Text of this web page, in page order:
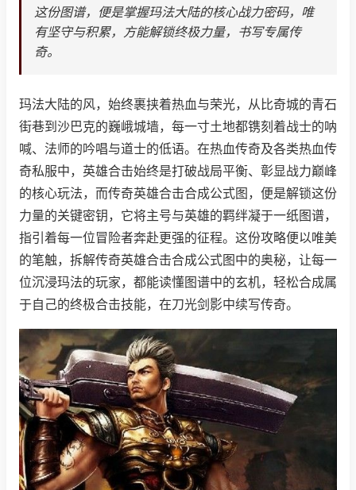
这份图谱，便是掌握玛法大陆的核心战力密码，唯
有坚守与积累，方能解锁终极力量，书写专属传
奇。
玛法大陆的风，始终裹挟着热血与荣光，从比奇城的青石
街巷到沙巴克的巍峨城墙，每一寸土地都镌刻着战士的呐
喊、法师的吟唱与道士的低语。在热血传奇及各类热血传
奇私服中，英雄合击始终是打破战局平衡、彰显战力巅峰
的核心玩法，而传奇英雄合击合成公式图，便是解锁这份
力量的关键密钥，它将主号与英雄的羁绊凝于一纸图谱，
指引着每一位冒险者奔赴更强的征程。这份攻略便以唯美
的笔触，拆解传奇英雄合击合成公式图中的奥秘，让每一
位沉浸玛法的玩家，都能读懂图谱中的玄机，轻松合成属
于自己的终极合击技能，在刀光剑影中续写传奇。